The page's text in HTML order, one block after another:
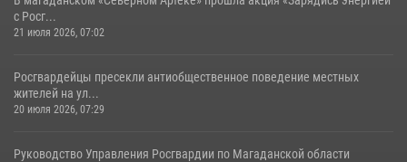
с Росг...
21 июля 2026, 07:02
Росгвардейцы пресекли антиобщественное поведение местных
жителей на ул...
20 июля 2026, 07:29
Руководство Управления Росгвардии по Магаданской области